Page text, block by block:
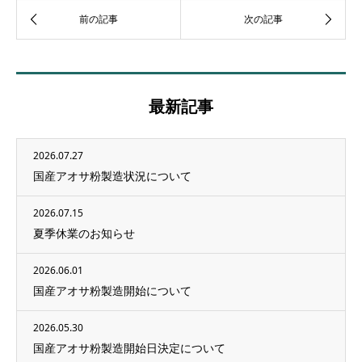
最新記事
2026.07.27
国産アオサ粉製造状況について
2026.07.15
夏季休業のお知らせ
2026.06.01
国産アオサ粉製造開始について
2026.05.30
国産アオサ粉製造開始日決定について